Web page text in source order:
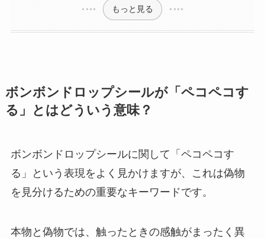
もっと見る
ボンボンドロップシールが「ペコペコす
る」とはどういう意味？
ボンボンドロップシールに関して「ペコペコす
る」という表現をよく見かけますが、これは偽物
を見分けるための重要なキーワードです。
本物と偽物では、触ったときの感触がまったく異